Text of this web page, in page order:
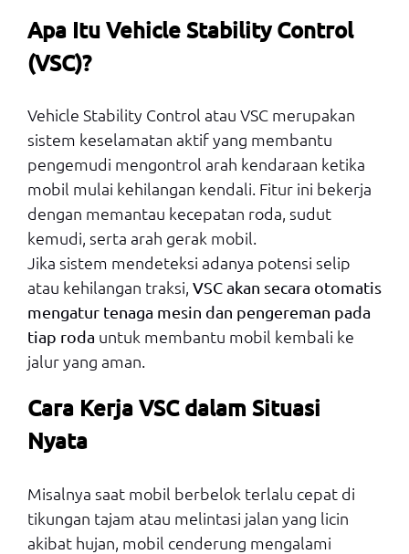
Apa Itu Vehicle Stability Control
(VSC)?
Vehicle Stability Control atau VSC merupakan
sistem keselamatan aktif yang membantu
pengemudi mengontrol arah kendaraan ketika
mobil mulai kehilangan kendali. Fitur ini bekerja
dengan memantau kecepatan roda, sudut
kemudi, serta arah gerak mobil.
Jika sistem mendeteksi adanya potensi selip
atau kehilangan traksi, VSC akan secara otomatis
mengatur tenaga mesin dan pengereman pada
tiap roda untuk membantu mobil kembali ke
jalur yang aman.
Cara Kerja VSC dalam Situasi
Nyata
Misalnya saat mobil berbelok terlalu cepat di
tikungan tajam atau melintasi jalan yang licin
akibat hujan, mobil cenderung mengalami